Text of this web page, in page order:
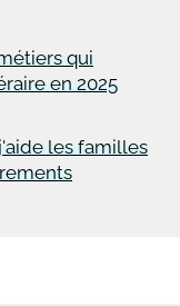
qui
en 2025
les familles